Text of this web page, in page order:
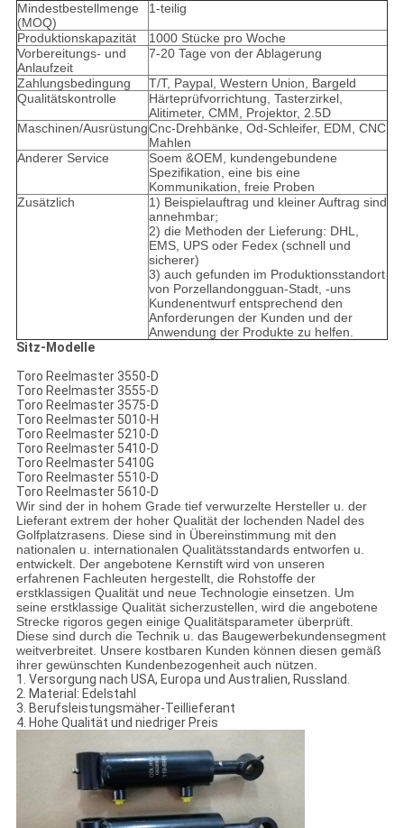
Mindestbestellmenge
(MOQ)
1-teilig
Produktionskapazität
1000 Stücke pro Woche
Vorbereitungs- und
Anlaufzeit
7-20 Tage von der Ablagerung
Zahlungsbedingung
T/T, Paypal, Western Union, Bargeld
Qualitätskontrolle
Härteprüfvorrichtung, Tasterzirkel,
Alitimeter, CMM, Projektor, 2.5D
Maschinen/AusrüstungCnc-Drehbänke, Od-Schleifer, EDM, CNC
Mahlen
Anderer Service
Soem &OEM, kundengebundene
Spezifikation, eine bis eine
Kommunikation, freie Proben
Zusätzlich
1) Beispielauftrag und kleiner Auftrag sind
annehmbar;
2) die Methoden der Lieferung: DHL,
EMS, UPS oder Fedex (schnell und
sicherer)
3) auch gefunden im Produktionsstandort
von Porzellandongguan-Stadt, -uns
Kundenentwurf entsprechend den
Anforderungen der Kunden und der
Anwendung der Produkte zu helfen.
Sitz-Modelle
Toro Reelmaster 3550-D
Toro Reelmaster 3555-D
Toro Reelmaster 3575-D
Toro Reelmaster 5010-H
Toro Reelmaster 5210-D
Toro Reelmaster 5410-D
Toro Reelmaster 5410G
Toro Reelmaster 5510-D
Toro Reelmaster 5610-D
Wir sind der in hohem Grade tief verwurzelte Hersteller u. der
Lieferant extrem der hoher Qualität der lochenden Nadel des
Golfplatzrasens. Diese sind in Übereinstimmung mit den
nationalen u. internationalen Qualitätsstandards entworfen u.
entwickelt. Der angebotene Kernstift wird von unseren
erfahrenen Fachleuten hergestellt, die Rohstoffe der
erstklassigen Qualität und neue Technologie einsetzen. Um
seine erstklassige Qualität sicherzustellen, wird die angebotene
Strecke rigoros gegen einige Qualitätsparameter überprüft.
Diese sind durch die Technik u. das Baugewerbekundensegment
weitverbreitet. Unsere kostbaren Kunden können diesen gemäß
ihrer gewünschten Kundenbezogenheit auch nützen.
1. Versorgung nach USA, Europa und Australien, Russland.
2. Material: Edelstahl
3. Berufsleistungsmäher-Teillieferant
4. Hohe Qualität und niedriger Preis